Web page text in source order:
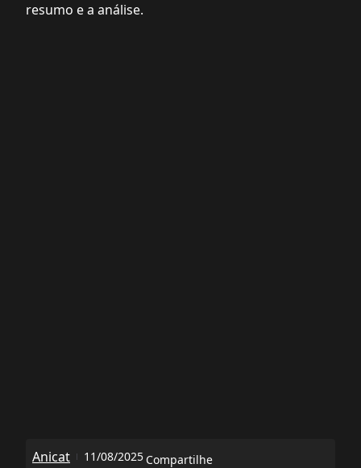
resumo e a análise.
Anicat 11/08/2025 Compartilhe